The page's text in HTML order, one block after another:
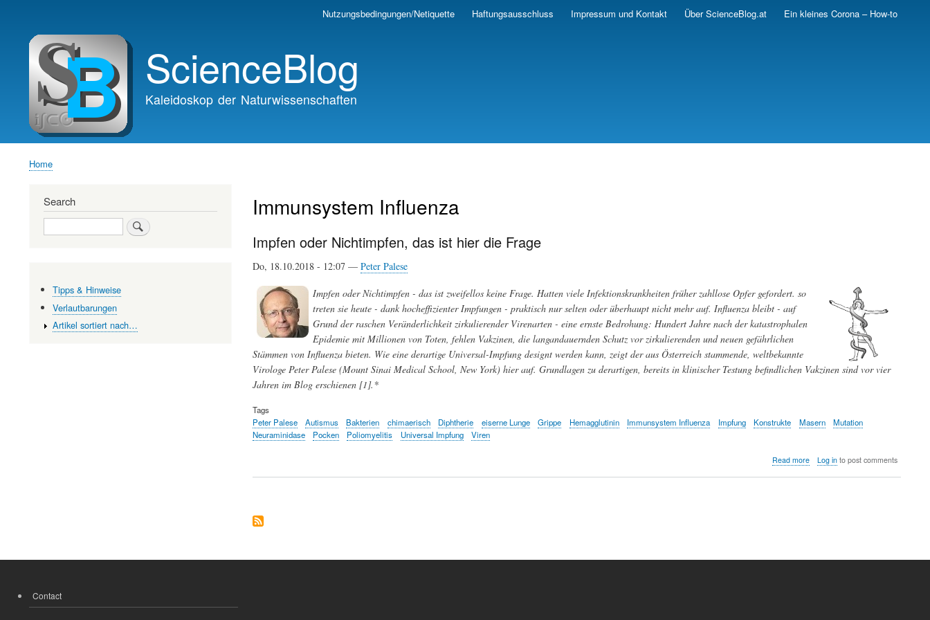
Skip
navigation
Nutzungsbedingungen/Netiquette Haftungsausschluss Impressum und Kontakt Über ScienceBlog.at Ein kleines Corona – How-to
ScienceBlog
Kaleidoskop der Naturwissenschaften
Home
Immunsystem Influenza
Impfen oder Nichtimpfen, das ist hier die Frage
Do, 18.10.2018 - 12:07 — Peter Palese
Impfen oder Nichtimpfen - das ist zweifellos keine Frage. Hatten viele Infektionskrankheiten früher zahllose Opfer gefordert. so
treten sie heute - dank hocheffizienter Impfungen - praktisch nur selten oder überhaupt nicht mehr auf. Influenza bleibt - auf
Grund der raschen Veränderlichkeit zirkulierender Virenarten - eine ernste Bedrohung: Hundert Jahre nach der katastrophalen
Epidemie mit Millionen von Toten, fehlen Vakzinen, die langandauernden Schutz vor zirkulierenden und neuen gefährlichen
Stämmen von Influenza bieten. Wie eine derartige Universal-Impfung designt werden kann, zeigt der aus Österreich stammende, weltbekannte
Virologe Peter Palese (Mount Sinai Medical School, New York) hier auf. Grundlagen zu derartigen, bereits in klinischer Testung befindlichen Vakzinen sind vor vier
Jahren im Blog erschienen [1].*
Tags
Peter Palese
Autismus Bakterien chimaerisch Diphtherie eiserne Lunge Grippe Hemagglutinin Immunsystem Influenza Impfung Konstrukte Masern
Mutation
Neuraminidase
Pocken Poliomyelitis Universal Impfung Viren
Read moreabout
Log into post comments
Search
Search
Tipps & Hinweise
Verlautbarungen
Artikel sortiert nach…
FOOTER
Contact